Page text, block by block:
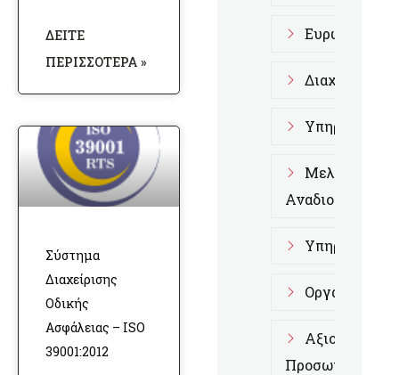
ΔΕΊΤΕ
ΠΕΡΙΣΣΌΤΕΡΑ »
Σύστημα
Διαχείρισης
Οδικής
Ασφάλειας – ISO
39001:2012
Ευρωπαϊκά
Υπηρεσίες
Μελέτη
Υπηρεσίες
Οργάνωση
Αξιολόγηση
Προσωπικού